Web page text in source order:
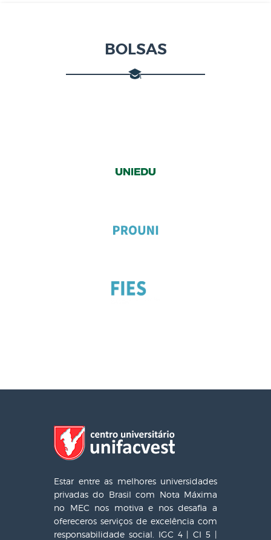
BOLSAS
Estar entre as melhores universidades
privadas do Brasil com Nota Máxima
no MEC nos motiva e nos desafia a
ofereceros serviços de excelência com
responsabilidade social. IGC 4 | CI 5 |